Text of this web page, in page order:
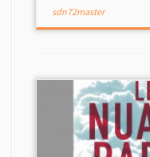
sdn72master